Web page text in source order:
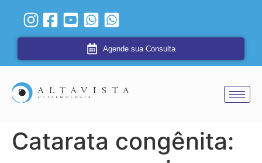
Agende sua Consulta
Catarata congênita: